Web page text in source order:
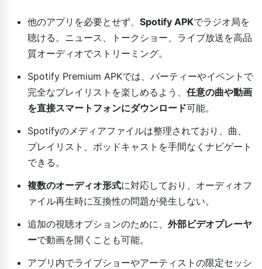
他のアプリを必要とせず、 Spotify APKでラジオ局を
聴ける。ニュース、トークショー、ライブ放送を高品
質オーディオでストリーミング。
Spotify Premium APKでは、パーティーやイベントで
完全なプレイリストを楽しめるよう、 任意の曲や動画
を直接スマートフォンにダウンロード可能。
Spotifyのメディアファイルは整理されており、曲、
プレイリスト、ポッドキャストを手間なくナビゲート
できる。
複数のオーディオ形式に対応しており、オーディオフ
ァイル再生時に互換性の問題が発生しない。
追加の視聴オプションのために、 外部ビデオプレーヤ
ーで動画を開くことも可能。
アプリ内でライブショーやアーティストの限定セッシ